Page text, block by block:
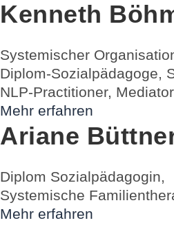
Kenneth
Systemischer
Diplom-Sozialpädagoge,
NLP-Practitioner, Mediator
Mehr erfahren
Ariane
Diplom Sozialpädagogin,
Systemische
Mehr erfahren